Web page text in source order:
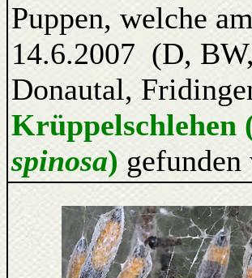
Puppen, welche am
14.6.2007 (D,
Donautal,
Krüppelschlehen
spinosa) gefunden